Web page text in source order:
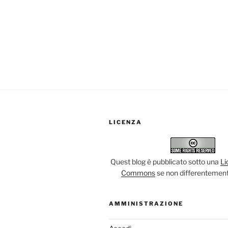
LICENZA
Quest blog è pubblicato sotto una
Commonsse non
AMMINISTRAZIONE